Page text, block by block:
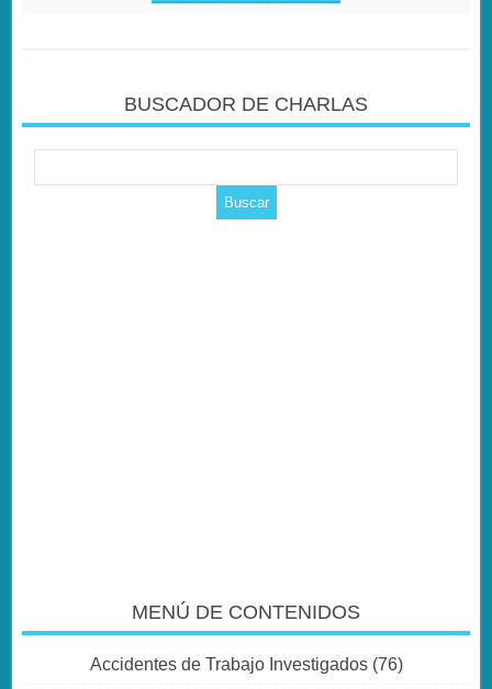
BUSCADOR DE CHARLAS
MENÚ DE CONTENIDOS
Accidentes de Trabajo Investigados(76)